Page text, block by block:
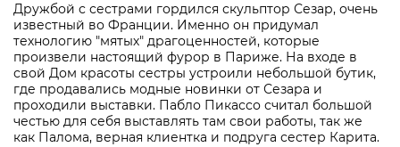
Дружбой с сестрами гордился скульптор Сезар, очень
известный во Франции. Именно он придумал
технологию "мятых" драгоценностей, которые
произвели настоящий фурор в Париже. На входе в
свой Дом красоты сестры устроили небольшой бутик,
где продавались модные новинки от Сезара и
проходили выставки. Пабло Пикассо считал большой
честью для себя выставлять там свои работы, так же
как Палома, верная клиентка и подруга сестер Карита.